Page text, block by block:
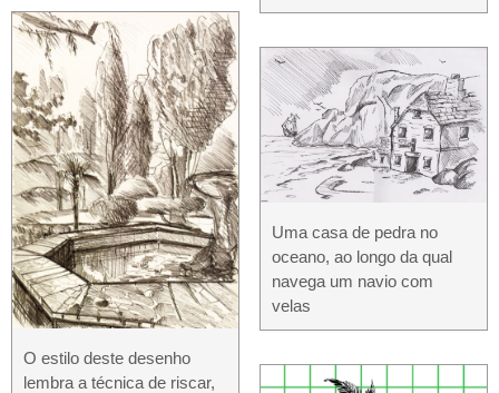
O estilo deste desenho
lembra a técnica de riscar,
Uma casa de pedra no
oceano, ao longo da qual
navega um navio com
velas